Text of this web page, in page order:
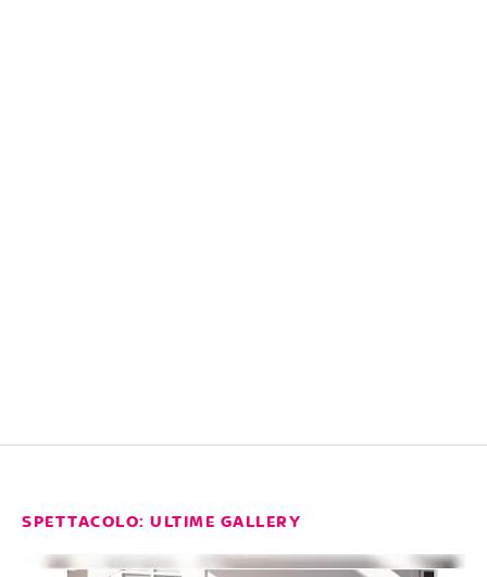
SPETTACOLO: ULTIME GALLERY